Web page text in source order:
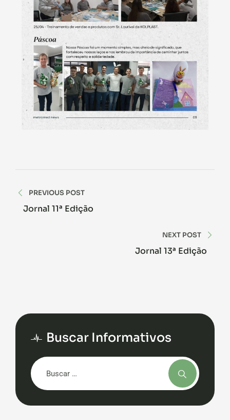
PREVIOUS POST
Jornal 11ª Edição
NEXT POST
Jornal 13ª Edição
Buscar Informativos